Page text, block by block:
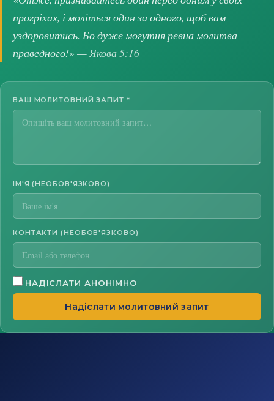
прогріхах, і моліться один за одного, щоб вам
уздоровитись. Бо дуже могутня ревна молитва
праведного!» —Якова 5:16
ВАШ МОЛИТОВНИЙ ЗАПИТ *
ІМ'Я (НЕОБОВ'ЯЗКОВО)
КОНТАКТИ (НЕОБОВ'ЯЗКОВО)
НАДІСЛАТИ АНОНІМНО
Надіслати молитовний запит